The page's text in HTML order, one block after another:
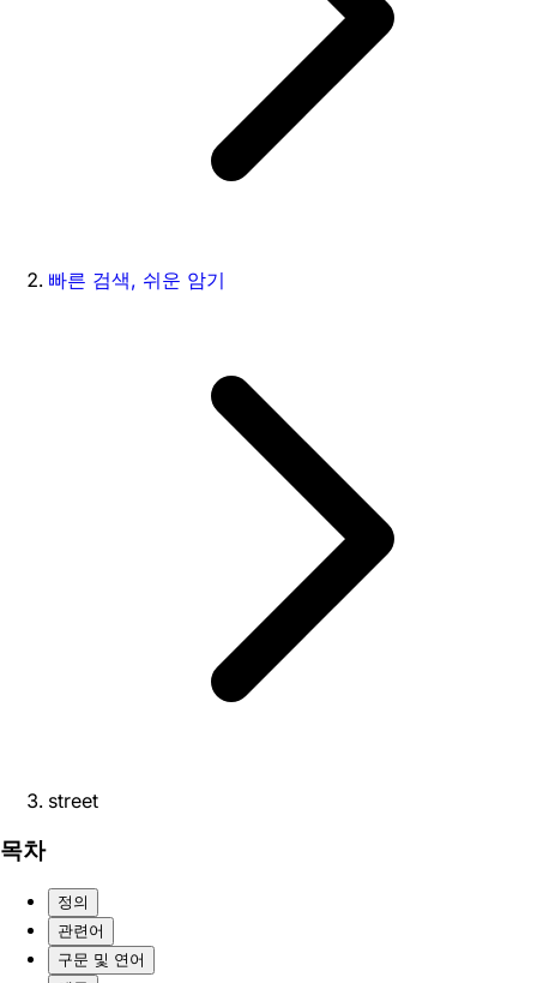
빠른 검색, 쉬운 암기
street
목차
정의
관련어
구문 및 연어